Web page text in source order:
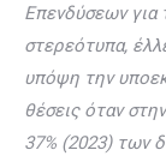
Επενδύσεων για
στερεότυπα,
υπόψη την
θέσεις όταν
37% (2023) των